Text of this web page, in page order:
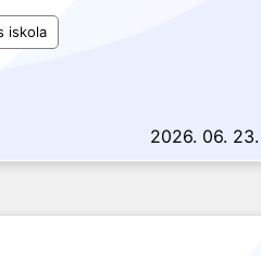
iskola
2026. 06. 23.